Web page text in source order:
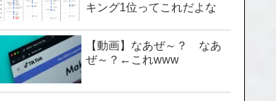
キング1位ってこれだよな
【動画】なあぜ～？ なあ
ぜ～？←これwww